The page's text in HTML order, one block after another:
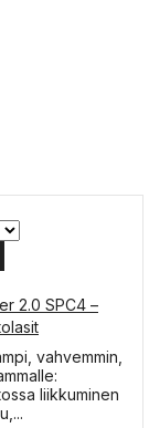
2.0 SPC4 –
vahvemmin,
liikkuminen